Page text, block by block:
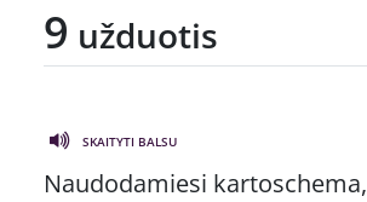
9 užduotis
SKAITYTI BALSU
Naudodamiesi kartoschema,